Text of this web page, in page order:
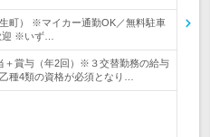
町） ※マイカー通勤OK／無料駐車
迎 ※いず…
＋賞与（年2回）※３交替勤務の給与
種4類の資格が必須となり…